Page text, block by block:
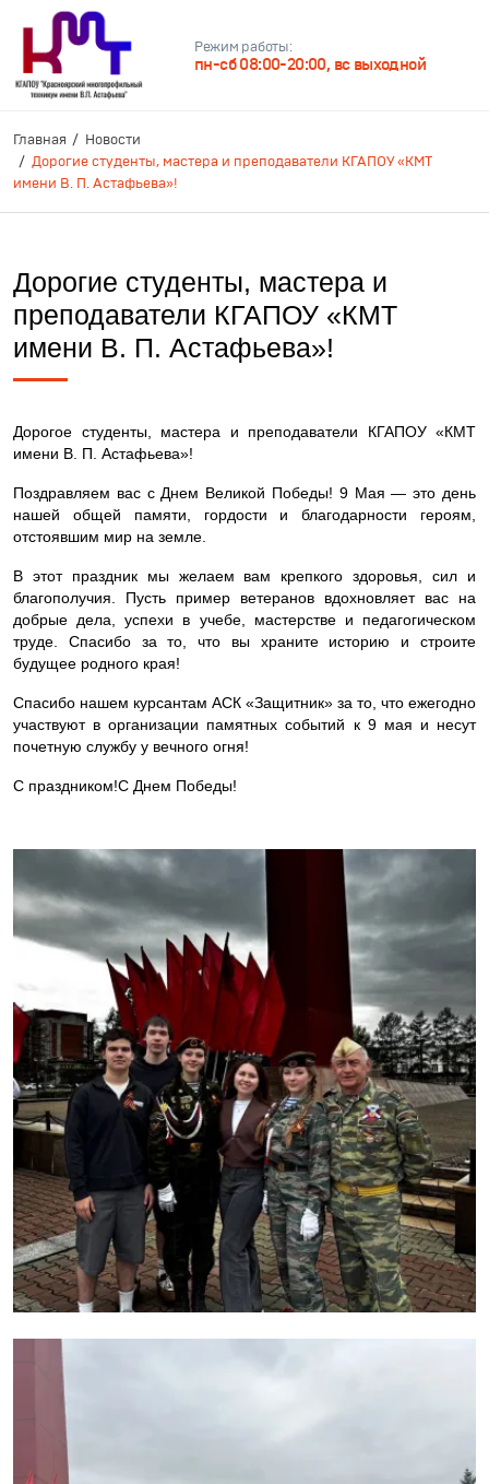
Режим работы:
пн-сб 08:00-20:00, вс выходной
Главная
Новости
Дорогие студенты, мастера и преподаватели КГАПОУ «КМТ
имени В. П. Астафьева»!
Дорогие студенты, мастера и
преподаватели КГАПОУ «КМТ
имени В. П. Астафьева»!
Дорогое студенты, мастера и преподаватели КГАПОУ «КМТ
имени В. П. Астафьева»!
Поздравляем вас с Днем Великой Победы! 9 Мая — это день
нашей общей памяти, гордости и благодарности героям,
отстоявшим мир на земле.
В этот праздник мы желаем вам крепкого здоровья, сил и
благополучия. Пусть пример ветеранов вдохновляет вас на
добрые дела, успехи в учебе, мастерстве и педагогическом
труде. Спасибо за то, что вы храните историю и строите
будущее родного края!
Спасибо нашем курсантам АСК «Защитник» за то, что ежегодно
участвуют в организации памятных событий к 9 мая и несут
почетную службу у вечного огня!
С праздником!С Днем Победы!